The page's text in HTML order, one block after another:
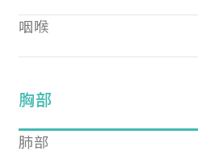
咽喉
胸部
肺部